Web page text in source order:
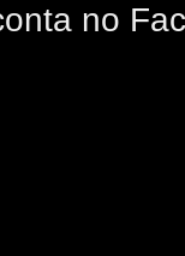
no